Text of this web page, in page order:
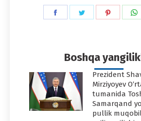
Share
Share
Share
Boshqa
Prezident
Mirziyoyev
tumanida
Samarqand
pullik